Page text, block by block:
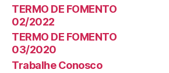
TERMO DE FOMENTO
02/2022
TERMO DE FOMENTO
03/2020
Trabalhe Conosco